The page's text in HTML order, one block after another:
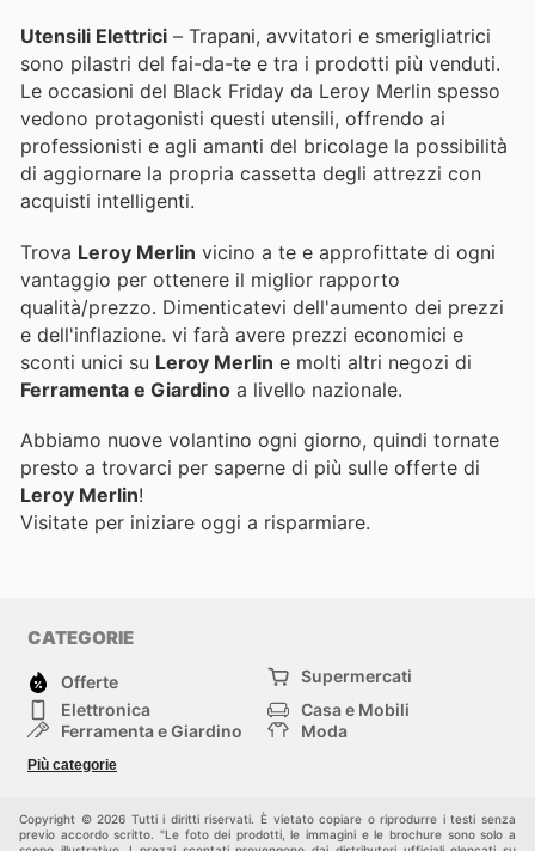
Utensili Elettrici – Trapani, avvitatori e smerigliatrici
sono pilastri del fai-da-te e tra i prodotti più venduti.
Le occasioni del Black Friday da Leroy Merlin spesso
vedono protagonisti questi utensili, offrendo ai
professionisti e agli amanti del bricolage la possibilità
di aggiornare la propria cassetta degli attrezzi con
acquisti intelligenti.
Trova Leroy Merlin vicino a te e approfittate di ogni
vantaggio per ottenere il miglior rapporto
qualità/prezzo. Dimenticatevi dell'aumento dei prezzi
e dell'inflazione. vi farà avere prezzi economici e
sconti unici su Leroy Merlin e molti altri negozi di
Ferramenta e Giardino a livello nazionale.
Abbiamo nuove volantino ogni giorno, quindi tornate
presto a trovarci per saperne di più sulle offerte di
Leroy Merlin!
Visitate per iniziare oggi a risparmiare.
CATEGORIE
Offerte
Supermercati
Elettronica
Casa e Mobili
Ferramenta e Giardino
Moda
Bambini e Neonati
Più categorie
Copyright © 2026 Tutti i diritti riservati. È vietato copiare o riprodurre i testi senza
previo accordo scritto. "Le foto dei prodotti, le immagini e le brochure sono solo a